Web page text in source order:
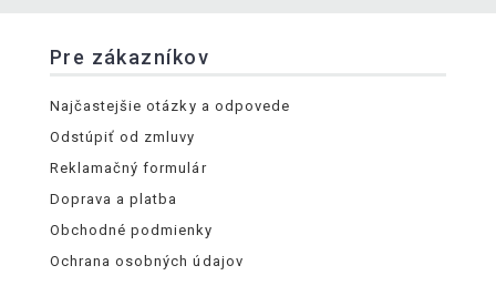
Pre zákazníkov
Najčastejšie otázky a odpovede
Odstúpiť od zmluvy
Reklamačný formulár
Doprava a platba
Obchodné podmienky
Ochrana osobných údajov